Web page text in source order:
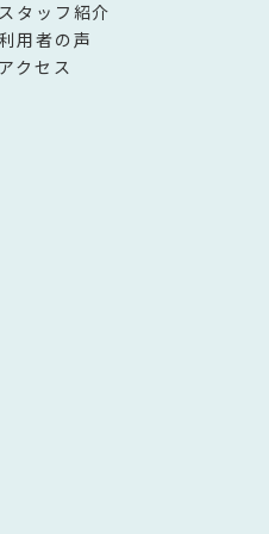
タッフ紹介
用者の声
クセス